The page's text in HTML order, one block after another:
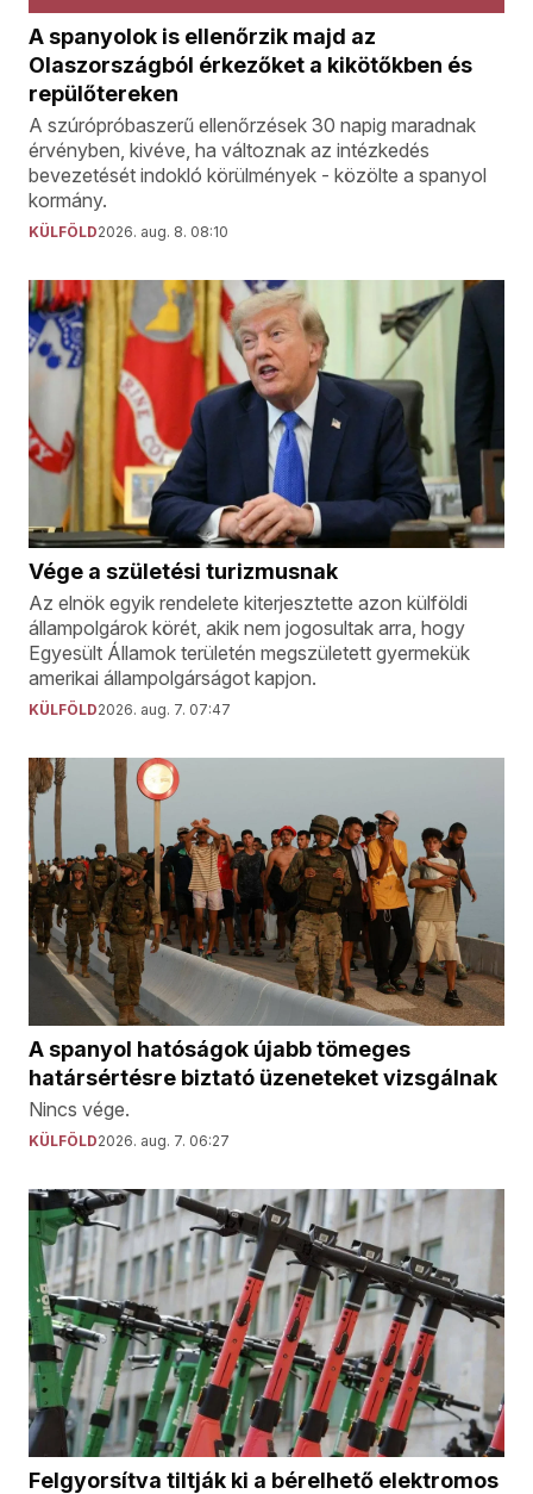
A spanyolok is ellenőrzik majd az
Olaszországból érkezőket a kikötőkben és
repülőtereken
A szúrópróbaszerű ellenőrzések 30 napig maradnak
érvényben, kivéve, ha változnak az intézkedés
bevezetését indokló körülmények - közölte a spanyol
kormány.
KÜLFÖLD2026. aug. 8. 08:10
Vége a születési turizmusnak
Az elnök egyik rendelete kiterjesztette azon külföldi
állampolgárok körét, akik nem jogosultak arra, hogy
Egyesült Államok területén megszületett gyermekük
amerikai állampolgárságot kapjon.
KÜLFÖLD2026. aug. 7. 07:47
A spanyol hatóságok újabb tömeges
határsértésre biztató üzeneteket vizsgálnak
Nincs vége.
KÜLFÖLD2026. aug. 7. 06:27
Felgyorsítva tiltják ki a bérelhető elektromos